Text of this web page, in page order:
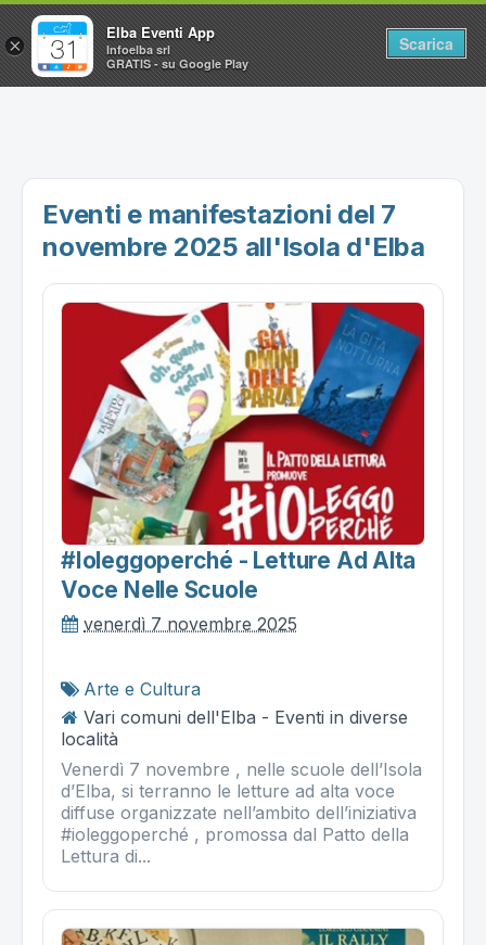
Home
Utilità
Vacanze all'Isola d'Elba
Eventi e manifestazioni del 7
novembre 2025 all'Isola d'Elba
#ioleggoperché - Letture Ad Alta
Voce Nelle Scuole
venerdì 7 novembre 2025
Arte e Cultura
Vari comuni dell'Elba - Eventi in diverse
località
Venerdì 7 novembre , nelle scuole dell’Isola
d’Elba, si terranno le letture ad alta voce
diffuse organizzate nell’ambito dell’iniziativa
#ioleggoperché , promossa dal Patto della
Lettura di...
×
Elba Eventi App
Infoelba srl
GRATIS - su Google Play
Scarica